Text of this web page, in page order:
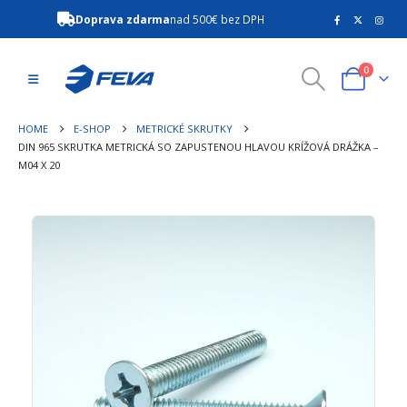
Doprava zdarmanad 500€ bez DPH
0
HOME E-SHOP
METRICKÉ SKRUTKY
DIN 965 SKRUTKA METRICKÁ SO ZAPUSTENOU HLAVOU KRÍŽOVÁ DRÁŽKA –
M04 X 20